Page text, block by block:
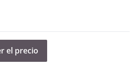
el precio